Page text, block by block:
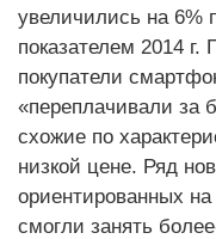
увеличились на 6%
показателем 2014 г.
покупатели
«переплачивали за
схожие по
низкой цене. Ряд
ориентированных
смогли занять